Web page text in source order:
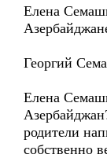
Елена
Георгий
Елена
родители
собственно